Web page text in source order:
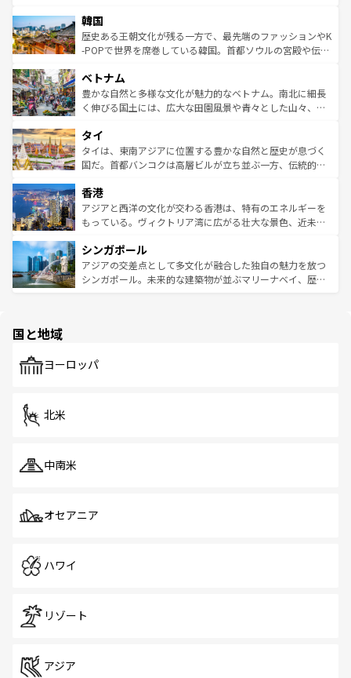
はコンテンツ一覧
いる。アクティビティも充実しており、サーフィンやダイ
ビング、ハイキングなど、アウトドア好きにはたまらな
い。オーストラリアの多彩な魅力を存分に味わいつくそ
参照してほしい。
ン）、静ひつな山岳地帯である台湾東部など、都市の喧騒
と山間の静けさが共存しており、訪れる人に新しい発見と
驚きをもたらしてくれる。また、奥深い台湾の食文化も魅
容にもいいと評判のスイーツなど、バラエティ豊かな料理
が味わえる。 なお、新着の台湾情報は コンテンツ一覧を参
照してほしい。
韓国
歴史ある王朝文化が残る一方で、最先端のファッションやK
-POPで世界を席巻している韓国。首都ソウルの宮殿や伝統
き、地方に足を延ばせば四季折々の自然美を楽しむことが
できる。そして、キムチや焼肉、絶品のストリートフード
まで、さまざまな韓国料理が待っている。夜には、韓国な
リティに包まれながら、韓国の多彩な魅力を心ゆくまで味
わってみてほしい。 なお、新着の韓国情報はコンテンツ一
覧を参照してほしい。
ベトナム
豊かな自然と多様な文化が魅力的なベトナム。南北に細長
く伸びる国土には、広大な田園風景や青々とした山々、世
急速な発展と共に伝統が息づく。ハノイの古い町並みやホ
ーチミン市のフランス統治時代の建物も、独特の雰囲気を
醸し出している。また、バラエティの豊かさとおいしさで
とつ。フォーやバインミー、ベトナムコーヒーなどは、ぜ
ひ現地で味わいたい。どの地域を訪れてもあたたかい人々
が旅行者を迎えてくれるので、きっと忘れられない旅にな
参照してほしい。
タイ
タイは、東南アジアに位置する豊かな自然と歴史が息づく
国だ。首都バンコクは高層ビルが立ち並ぶ一方、伝統的な
の活気が交差している。北部ではチェンマイなどの山岳地
帯で自然と触れ合い、南部ではプーケットやクラビの美し
いビーチでリゾート気分を楽しむことができる。タイ料理
激する。気候は一年中温暖で、どの季節にも異なる楽しみ
が待っている。親しみやすいタイの人々、仏教を中心とし
た文化、そして多様な観光資源が、訪れる旅人を魅了し続
香港
アジアと西洋の文化が交わる香港は、特有のエネルギーを
もっている。ヴィクトリア湾に広がる壮大な景色、近未来
み、どこを訪れても感動するはず。観光スポットが密集し
ており、効率よく見どころを回れるのも魅力。息をのむよ
うな絶景から文化的な体験まで、香港を存分に楽しみ尽く
シンガポール
アジアの交差点として多文化が融合した独自の魅力を放つ
シンガポール。未来的な建築物が並ぶマリーナベイ、歴史
で、ホーカーズは地元の風情を楽しめる外せないスポット
国と地域
ヨーロッパ
北米
中南米
オセアニア
ハワイ
リゾート
アジア